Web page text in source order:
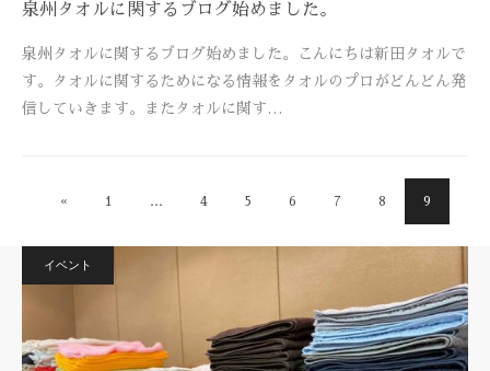
泉州タオルに関するブログ始めました。
泉州タオルに関するブログ始めました。こんにちは新田タオルで
す。タオルに関するためになる情報をタオルのプロがどんどん発
信していきます。またタオルに関す…
« 1 … 4 5 6 7 8 9
イベント